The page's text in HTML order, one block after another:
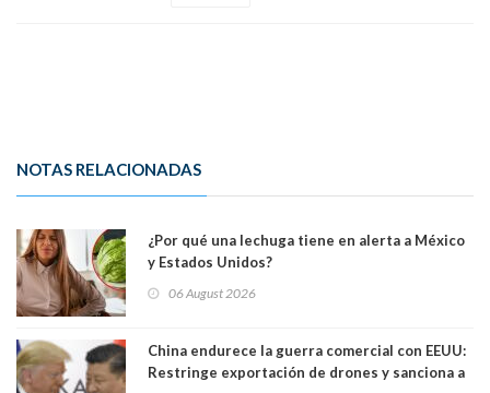
NOTAS RELACIONADAS
¿Por qué una lechuga tiene en alerta a México
y Estados Unidos?
06 August 2026
China endurece la guerra comercial con EEUU:
Restringe exportación de drones y sanciona a